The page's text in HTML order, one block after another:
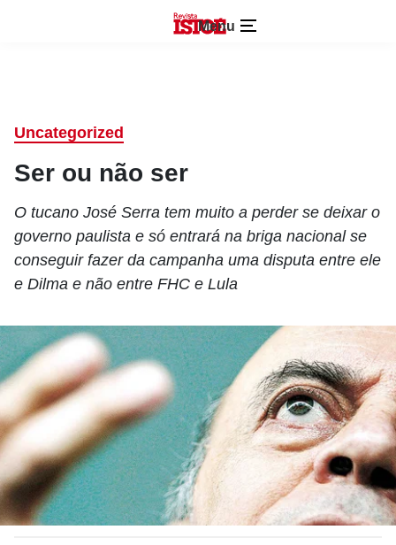
Menu
Uncategorized
Ser ou não ser
O tucano José Serra tem muito a perder se deixar o
governo paulista e só entrará na briga nacional se
conseguir fazer da campanha uma disputa entre ele
e Dilma e não entre FHC e Lula